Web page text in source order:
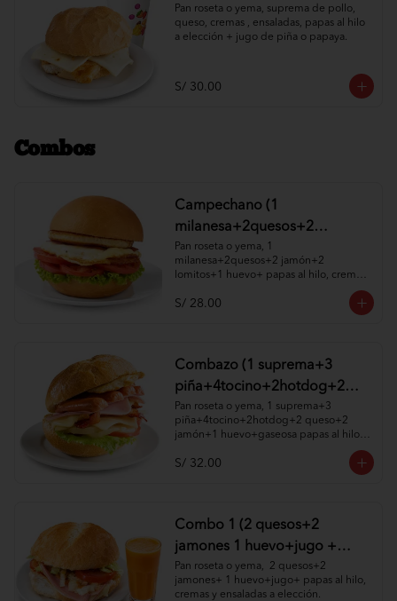
Pan roseta o yema, suprema de pollo,
queso, cremas , ensaladas, papas al hilo
a elección + jugo de piña o papaya.
S/ 30.00
Combos
Campechano (1
milanesa+2quesos+2
jamón+2 lomitos+1huevo+
papas al hilo, cremas y
Pan roseta o yema, 1
milanesa+2quesos+2 jamón+2
lomitos+1 huevo+ papas al hilo, cremas
S/ 28.00
Combazo (1 suprema+3
piña+4tocino+2hotdog+2
queso+2 jamón+1
huevo+gaseosa papas al hilo,
Pan roseta o yema, 1 suprema+3
piña+4tocino+2hotdog+2 queso+2
jamón+1 huevo+gaseosa papas al hilo,
S/ 32.00
Combo 1 (2 quesos+2
jamones 1 huevo+jugo +
papas al hilo, cremas y
ensaladas )
Pan roseta o yema,  2 quesos+2
jamones+ 1 huevo+jugo+ papas al hilo,
cremas y ensaladas a elección.